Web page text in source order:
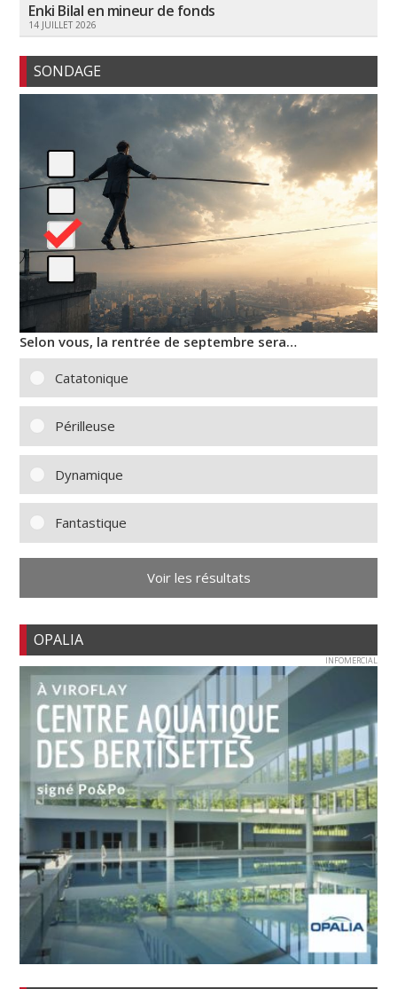
Enki Bilal en mineur de fonds
14 JUILLET 2026
SONDAGE
Selon vous, la rentrée de septembre sera…
Catatonique
Périlleuse
Dynamique
Fantastique
Voir les résultats
OPALIA
INFOMERCIAL